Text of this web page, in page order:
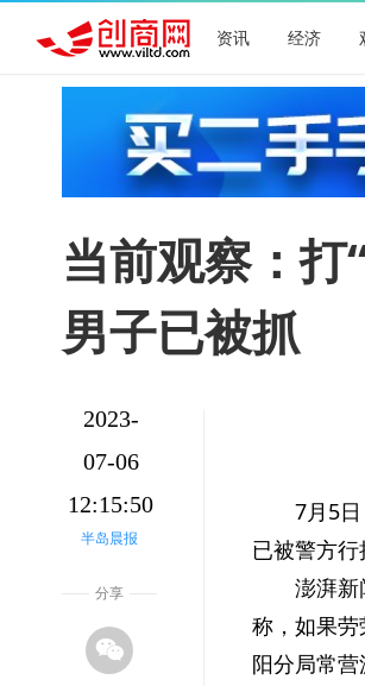
资讯 经济
当前观察：
男子已被抓
2023-
07-06
12:15:50
半岛晨报
分享
7月5
已被警方
澎湃
称，如果
阳分局常